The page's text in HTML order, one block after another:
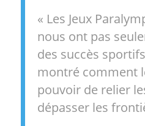
« Les Jeux
nous ont pas
des succès
montré comment
pouvoir de relier
dépasser les